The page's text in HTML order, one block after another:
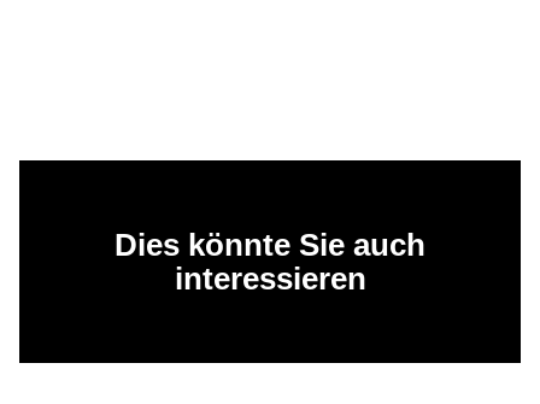
Dies könnte Sie auch
interessieren